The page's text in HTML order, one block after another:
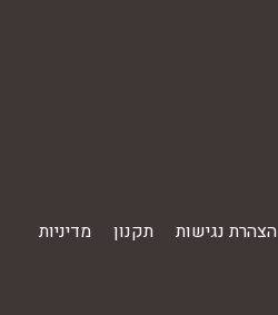
הצהרת נגישות תקנון
מדיניות